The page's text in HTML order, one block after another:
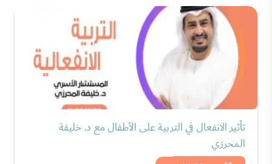
تأثير الانفعال في التربية على الأطفال مع د. خليفة
المحرزي